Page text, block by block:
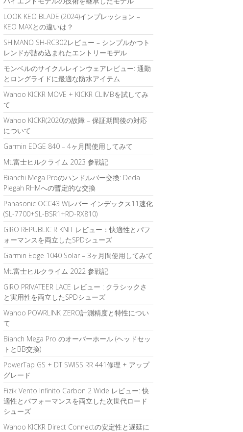
LOOK KEO BLADE (2024)インプレッション –
KEO MAXとの違いは？
SHIMANO SH-RC302レビュー – シンプルかつト
レンドが詰め込まれたエントリーモデル
モンベルのサイクルレインウェアレビュー: 通勤
とロングライドに最適な防水アイテム
Wahoo KICKR MOVE + KICKR CLIMBを試してみ
て
Wahoo KICKR(2020)の故障 – 保証期間後の対応
について
Garmin EDGE 840 – 4ヶ月間使用してみて
Mt.富士ヒルクライム 2023 参戦記
Bianchi Mega Proのハンドルバー交換: Deda
Piegah RHMへの暫定的な交換
Panasonic OCC43 Wレバー インデックス11速化
(SL-7700+SL-BSR1+RD-RX810)
GIRO REPUBLIC R KNIT レビュー：快適性とパフ
ォーマンスを両立したSPDシューズ
Garmin Edge 1040 Solar – 3ヶ月間使用してみて
Mt.富士ヒルクライム 2022 参戦記
GIRO PRIVATEER LACE レビュー : クラシックさ
と実用性を両立したSPDシューズ
Wahoo POWRLINK ZERO計測精度と特性につい
て
Bianch Mega Pro のオーバーホール (ヘッドセッ
トとBB交換)
PowerTap GS + DT SWISS RR 441修理 + アップ
グレード
Fizik Vento Infinito Carbon 2 Wide レビュー: 快
適性とパフォーマンスを両立した次世代ロード
シューズ
Wahoo KICKR Direct Connectの安定性と遅延に